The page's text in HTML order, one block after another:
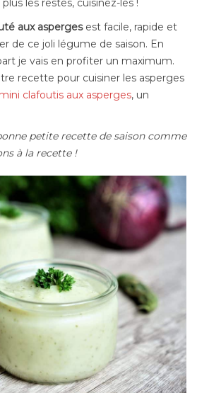
les restes, cuisinez-les !
aux aspergesest facile, rapide et
de ce joli légume de saison. En
je vais en profiter un maximum.
recette pour cuisiner les asperges
mini clafoutis aux asperges, un
petite recette de saison comme
à la recette !